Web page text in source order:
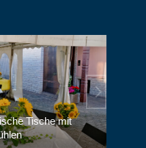
Tische mit
unverändert
mit Hussen